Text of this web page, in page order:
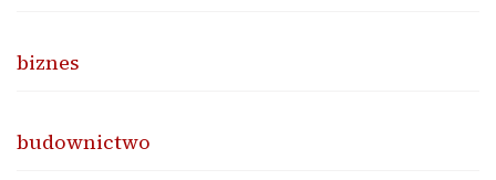
biznes
budownictwo